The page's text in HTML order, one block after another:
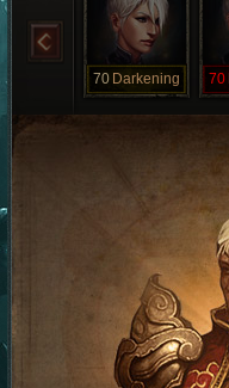
70 Darkening 70